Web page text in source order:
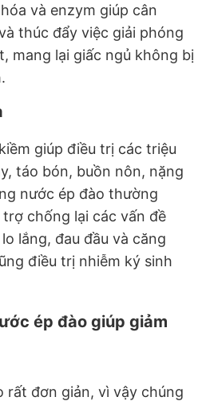
và enzym giúp cân
thúc đẩy việc giải phóng
mang lại giấc ngủ không bị
giúp điều trị các triệu
táo bón, buồn nôn, nặng
nước ép đào thường
chống lại các vấn đề
lắng, đau đầu và căng
điều trị nhiễm ký sinh
ép đào giúp giảm
rất đơn giản, vì vậy chúng